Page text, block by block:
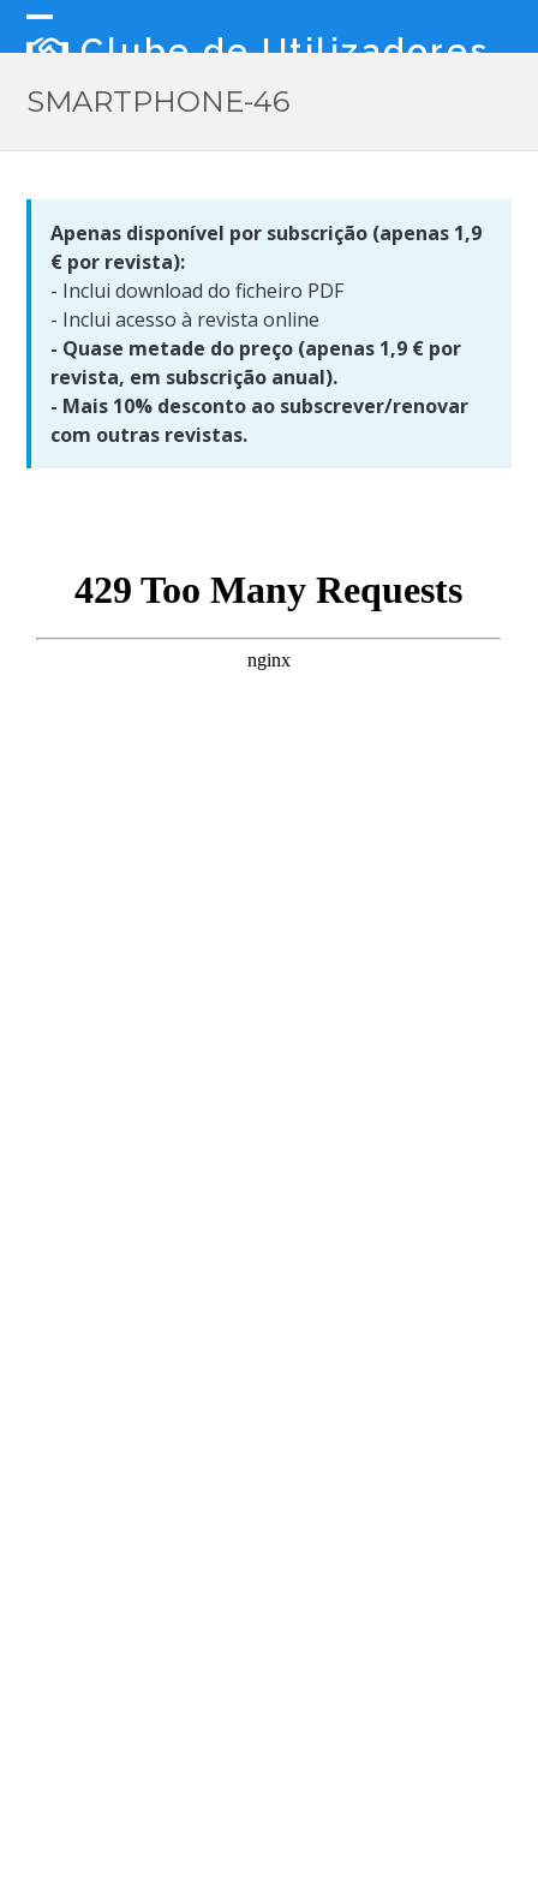
Skip
Clube de Utilizadores
Open
mobile
menu
Close
mobile
menu
SMARTPHONE-46
Apenas disponível por subscrição (apenas 1,9
- Inclui download do ficheiro PDF
- Quase metade do preço (apenas 1,9 € por
- Mais 10% desconto ao subscrever/renovar
com outras revistas.